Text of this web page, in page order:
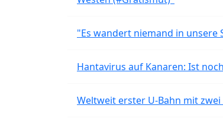
"Es wandert niemand in unsere
Hantavirus auf Kanaren: Ist
Weltweit erster U-Bahn mit